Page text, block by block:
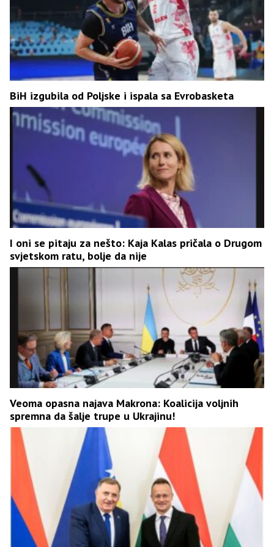
BiH izgubila od Poljske i ispala sa Evrobasketa
I oni se pitaju za nešto: Kaja Kalas pričala o Drugom
svjetskom ratu, bolje da nije
Veoma opasna najava Makrona: Koalicija voljnih
spremna da šalje trupe u Ukrajinu!